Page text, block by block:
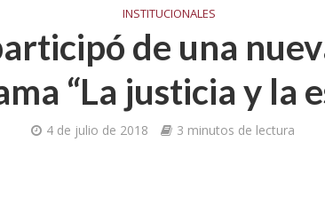
INSTITUCIONALES
de una
“La justicia y la
4 de julio de 2018 3 minutos de lectura